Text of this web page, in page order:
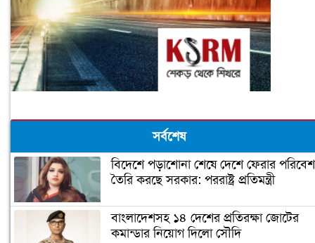
সর্বশেষ
বিদেশে পড়াশোনা শেষে দেশে ফেরার পরিবেশ
তৈরি করছে সরকার: পররাষ্ট্র প্রতিমন্ত্রী
বাংলাদেশসহ ১৪ দেশের প্রতিরক্ষা জোটের
কমান্ডার নিয়োগ দিলো সৌদি